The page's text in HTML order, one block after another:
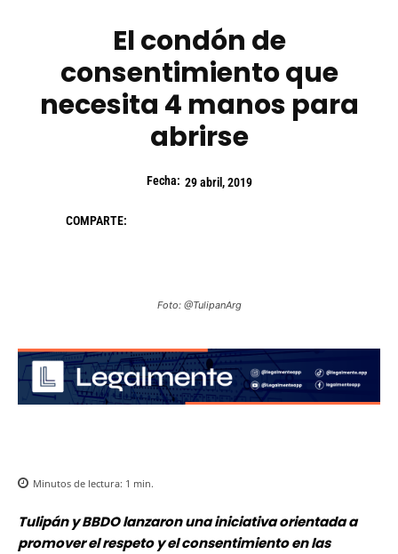
El condón de
consentimiento que
necesita 4 manos para
abrirse
Fecha: 29 abril, 2019
COMPARTE:
Foto: @TulipanArg
Minutos de lectura: 1 min.
Tulipán y BBDO lanzaron una iniciativa orientada a
promover el respeto y el consentimiento en las